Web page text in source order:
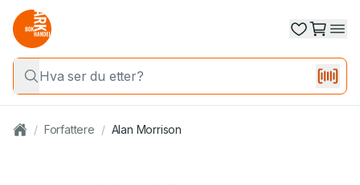
/ Forfattere / Alan Morrison